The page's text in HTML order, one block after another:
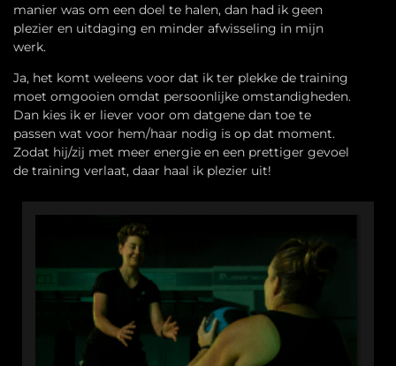
manier was om een doel te halen, dan had ik geen
plezier en uitdaging en minder afwisseling in mijn
werk.
Ja, het komt weleens voor dat ik ter plekke de training
moet omgooien omdat persoonlijke omstandigheden.
Dan kies ik er liever voor om datgene dan toe te
passen wat voor hem/haar nodig is op dat moment.
Zodat hij/zij met meer energie en een prettiger gevoel
de training verlaat, daar haal ik plezier uit!